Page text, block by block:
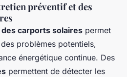
préventif et des
carports solaires permet
problèmes potentiels,
énergétique continue. Des
permettent de détecter les